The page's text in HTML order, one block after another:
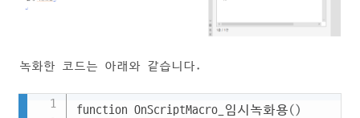
녹화한 코드는 아래와 같습니다.
function OnScriptMacro_임시녹화용()